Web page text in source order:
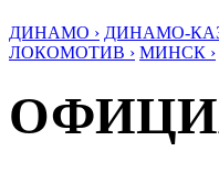
ДИНАМО › ДИНАМО-
ЛОКОМОТИВ › МИНСК ›